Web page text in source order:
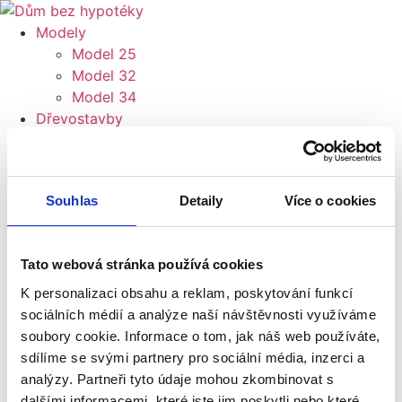
Souhlas Detaily Více o cookies
Tato webová stránka používá cookies
K personalizaci obsahu a reklam, poskytování funkcí
sociálních médií a analýze naší návštěvnosti využíváme
soubory cookie. Informace o tom, jak náš web používáte,
sdílíme se svými partnery pro sociální média, inzerci a
analýzy. Partneři tyto údaje mohou zkombinovat s
Přejít
Modely
Model 25
Model 32
Model 34
Dřevostavby
Často kladené otázky
O nás
Modely
Model 25
Model 32
Model 34
Dřevostavby
Celodřevěný dům s terasou
Individuální projekt dřevostavby